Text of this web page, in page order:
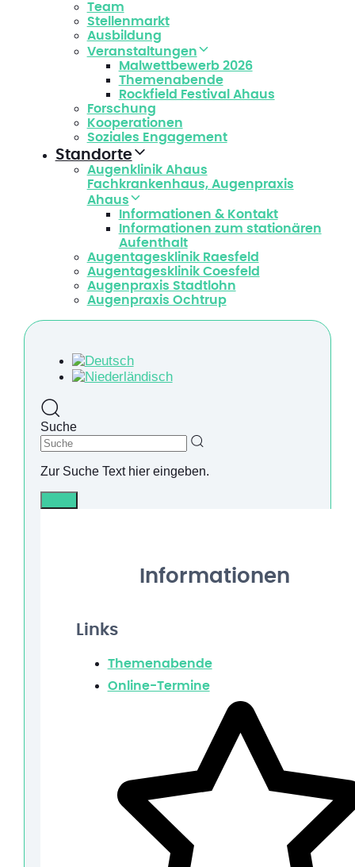
Team
Stellenmarkt
Ausbildung
Veranstaltungen
Malwettbewerb 2026
Themenabende
Rockfield Festival Ahaus
Forschung
Kooperationen
Soziales Engagement
Standorte
Augenklinik Ahaus
Fachkrankenhaus, Augenpraxis
Ahaus
Informationen & Kontakt
Informationen zum stationären
Aufenthalt
Augentagesklinik Raesfeld
Augentagesklinik Coesfeld
Augenpraxis Stadtlohn
Augenpraxis Ochtrup
Suche
Zur Suche Text hier eingeben.
Informationen
Links
Themenabende
Online-Termine